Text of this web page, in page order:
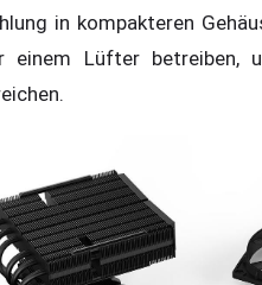
in kompakteren
einem Lüfter betreiben,